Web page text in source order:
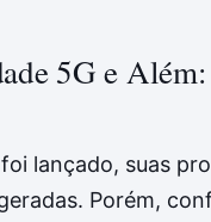
5G e
lançado, suas
Porém,